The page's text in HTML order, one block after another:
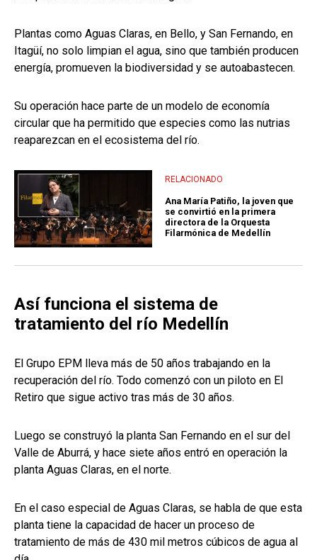
Plantas como Aguas Claras, en Bello, y San Fernando, en
Itagüí, no solo limpian el agua, sino que también producen
energía, promueven la biodiversidad y se autoabastecen.
Su operación hace parte de un modelo de economía
circular que ha permitido que especies como las nutrias
reaparezcan en el ecosistema del río.
RELACIONADO
Ana María Patiño, la joven que
se convirtió en la primera
directora de la Orquesta
Filarmónica de Medellín
Así funciona el sistema de
tratamiento del río Medellín
El Grupo EPM lleva más de 50 años trabajando en la
recuperación del río. Todo comenzó con un piloto en El
Retiro que sigue activo tras más de 30 años.
Luego se construyó la planta San Fernando en el sur del
Valle de Aburrá, y hace siete años entró en operación la
planta Aguas Claras, en el norte.
En el caso especial de Aguas Claras, se habla de que esta
planta tiene la capacidad de hacer un proceso de
tratamiento de más de 430 mil metros cúbicos de agua al